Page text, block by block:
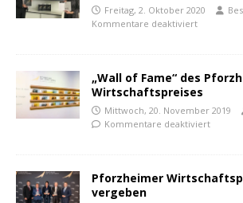
Freitag, 2. Oktober 2020
Kommentare deaktiviert
„Wall of Fame“ des
Wirtschaftspreises
Mittwoch, 20. November 2019
Kommentare deaktiviert
Pforzheimer
vergeben